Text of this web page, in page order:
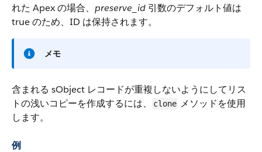
れた Apex の場合、 preserve_id 引数のデフォルト値は
trueのため、ID は保持されます。
メモ
含まれる sObject レコードが重複しないようにしてリス
トの浅いコピーを作成するには、
clone メソッドを使用
します。
例